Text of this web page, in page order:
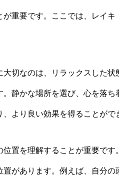
重要です。ここでは、レイ
切なのは、リラックスした
静かな場所を選び、心を落
より良い効果を得ることがで
置を理解することが重要で
があります。例えば、自分